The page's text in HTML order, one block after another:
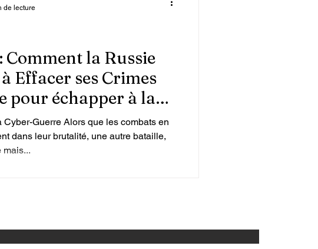
Comment la Russie
Effacer ses Crimes
pour échapper à la
Cyber-Guerre Alors que les combats en
dans leur brutalité, une autre bataille,
mais...
de lecture